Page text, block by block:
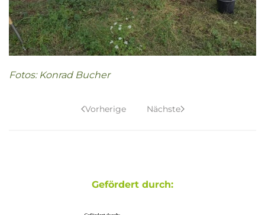
Fotos: Konrad Bucher
Vorherige Nächste
Gefördert durch: